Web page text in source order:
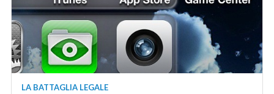
LA BATTAGLIA LEGALE